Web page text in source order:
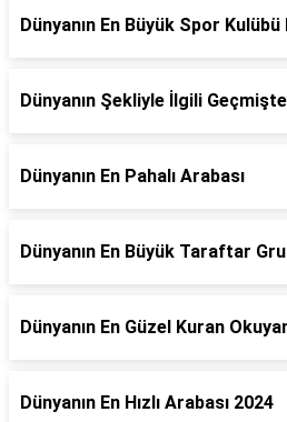
Dünyanın En Büyük Spor
Dünyanın Şekliyle İlgili
Dünyanın En Pahalı Arabası
Dünyanın En Büyük Taraftar
Dünyanın En Güzel Kuran
Dünyanın En Hızlı Arabası 2024